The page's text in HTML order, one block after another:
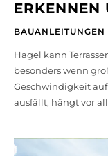
ERKENNEN
BAUANLEITUNGEN
Hagel kann
besonders wenn
Geschwindigkeit
ausfällt, hängt vor